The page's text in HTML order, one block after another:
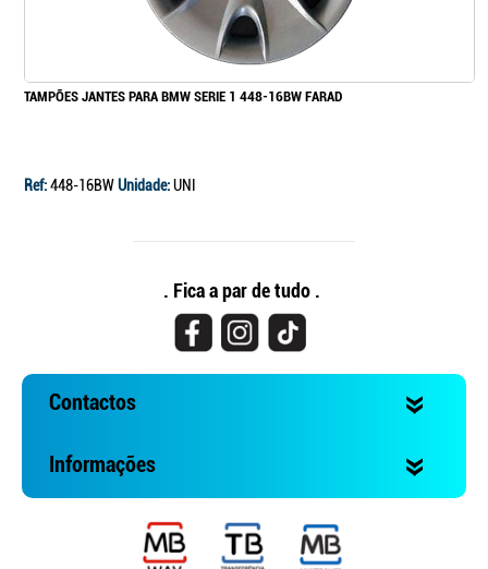
TAMPÕES JANTES PARA BMW SERIE 1 448-16BW FARAD
Ref:448-16BWUnidade:UNI
. Fica a par de tudo .
Contactos
Informações